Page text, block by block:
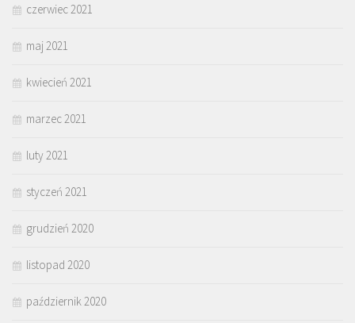
czerwiec 2021
maj 2021
kwiecień 2021
marzec 2021
luty 2021
styczeń 2021
grudzień 2020
listopad 2020
październik 2020